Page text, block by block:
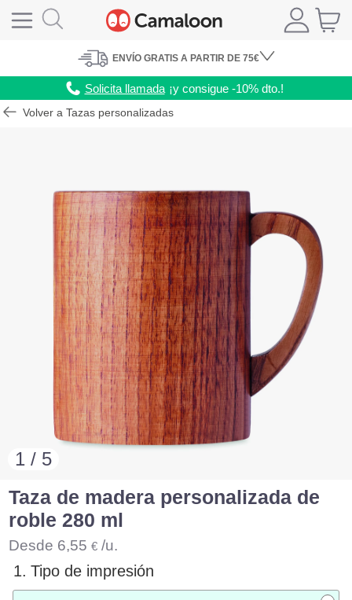
ENVÍO GRATIS A PARTIR DE 75€
Solicita llamada ¡y consigue -10% dto.!
Volver a Tazas personalizadas
1 / 5
Taza de madera personalizada de
roble 280 ml
Desde 6,55 € /u.
1. Tipo de impresión